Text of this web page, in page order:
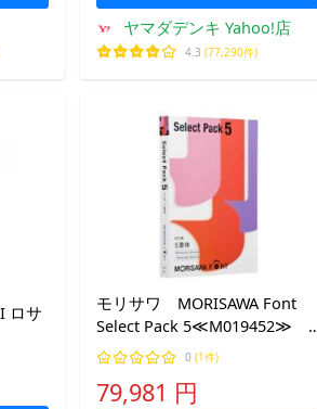
ヤマダデンキ Yahoo!店
4.3 (77,290件)
ロサ
モリサワ MORISAWA Font
Select Pack 5≪M019452≫
MORISAWA FONT SELECT
0 (1件)
79,981 円